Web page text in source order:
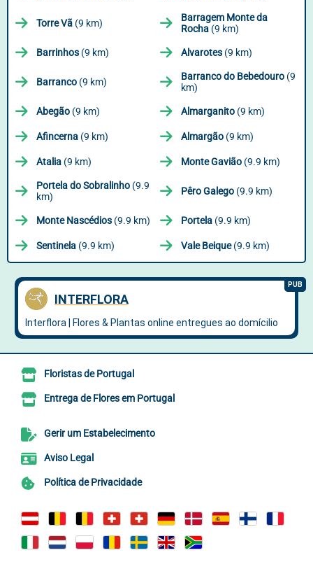
Torre Vã (9 km)
Barragem Monte da
Rocha (9 km)
Barrinhos (9 km) Alvarotes (9 km)
Barranco (9 km) Barranco do Bebedouro (9
km)
Abegão (9 km) Almarganito (9 km)
Afincerna (9 km) Almargão (9 km)
Atalia (9 km) Monte Gavião (9.9 km)
Portela do Sobralinho (9.9
km)
Pêro Galego (9.9 km)
Monte Nascédios (9.9 km) Portela (9.9 km)
Sentinela (9.9 km) Vale Beique(9.9 km)
Floristas de Portugal
Entrega de Flores em Portugal
Gerir um Estabelecimento
Aviso Legal
Política de Privacidade